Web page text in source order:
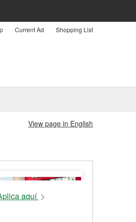
Current Ad Shopping List
View page in English
aquí